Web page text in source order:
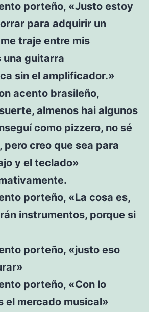
porteño, «Justo estoy
para adquirir un
traje entre mis
guitarra
sin el amplificador.»
acento brasileño,
almenos hai algunos
como pizzero, no sé
pero creo que sea para
y el teclado»
porteño, «La cosa es,
instrumentos, porque si
porteño, «justo eso
porteño, «Con lo
el mercado musical»